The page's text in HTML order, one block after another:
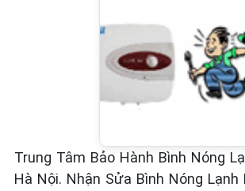
Trung Tâm Bảo Hành Bình Nóng
Hà Nội. Nhận Sửa Bình Nóng Lạnh